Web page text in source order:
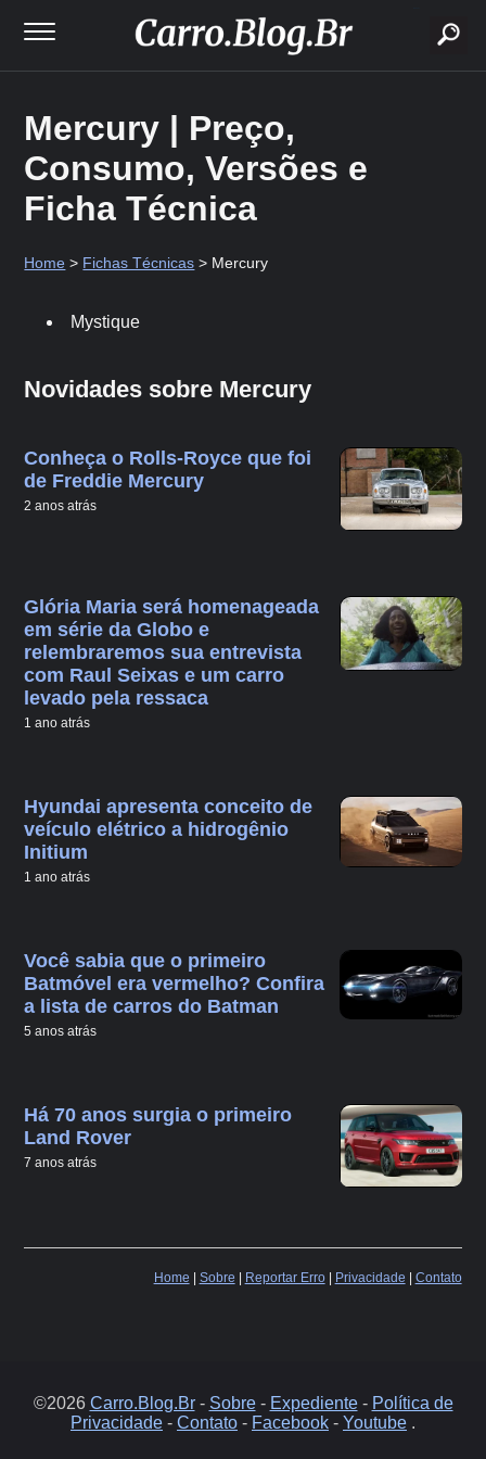
Mercury | Preço,
Consumo, Versões e
Ficha Técnica
Home > Fichas Técnicas > Mercury
Mystique
Novidades sobre Mercury
Conheça o Rolls-Royce que foi
de Freddie Mercury
2 anos atrás
Glória Maria será homenageada
em série da Globo e
relembraremos sua entrevista
com Raul Seixas e um carro
levado pela ressaca
1 ano atrás
Hyundai apresenta conceito de
veículo elétrico a hidrogênio
Initium
1 ano atrás
Você sabia que o primeiro
Batmóvel era vermelho? Confira
a lista de carros do Batman
5 anos atrás
Há 70 anos surgia o primeiro
Land Rover
7 anos atrás
Home | Sobre | Reportar Erro| Privacidade | Contato
©2026 Carro.Blog.Br- Sobre- Expediente- Política de
Privacidade - Contato - Facebook - Youtube .